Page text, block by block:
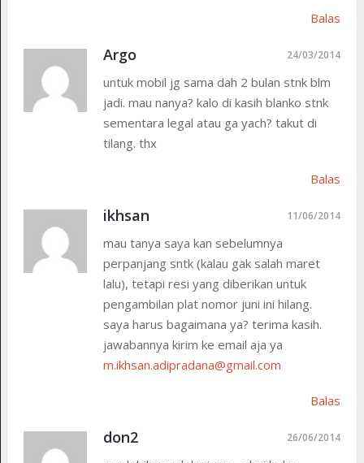
Balas
Argo 24/03/2014
untuk mobil jg sama dah 2 bulan stnk blm
jadi. mau nanya? kalo di kasih blanko stnk
sementara legal atau ga yach? takut di
tilang. thx
Balas
ikhsan 11/06/2014
mau tanya saya kan sebelumnya
perpanjang sntk (kalau gak salah maret
lalu), tetapi resi yang diberikan untuk
pengambilan plat nomor juni ini hilang.
saya harus bagaimana ya? terima kasih.
jawabannya kirim ke email aja ya
m.ikhsan.adipradana@gmail.com
Balas
don2 26/06/2014